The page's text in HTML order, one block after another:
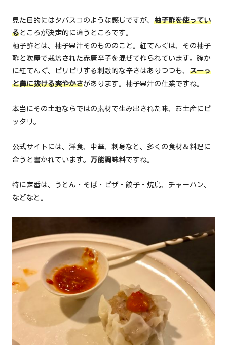
見た目的にはタバスコのような感じですが、 柚子酢を使ってい
るところが決定的に違うところです。
柚子酢とは、柚子果汁そのもののこと。紅てんぐは、その柚子
酢と吹屋で栽培された赤唐辛子を混ぜて作られています。確か
に紅てんぐ、ピリピリする刺激的な辛さはありつつも、 スーっ
と鼻に抜ける爽やかさがあります。柚子果汁の仕業ですね。
本当にその土地ならではの素材で生み出された味、お土産にピ
ッタリ。
公式サイトには、洋食、中華、刺身など、多くの食材＆料理に
合うと書かれています。 万能調味料ですね。
特に定番は、うどん・そば・ピザ・餃子・焼鳥、チャーハン、
などなど。